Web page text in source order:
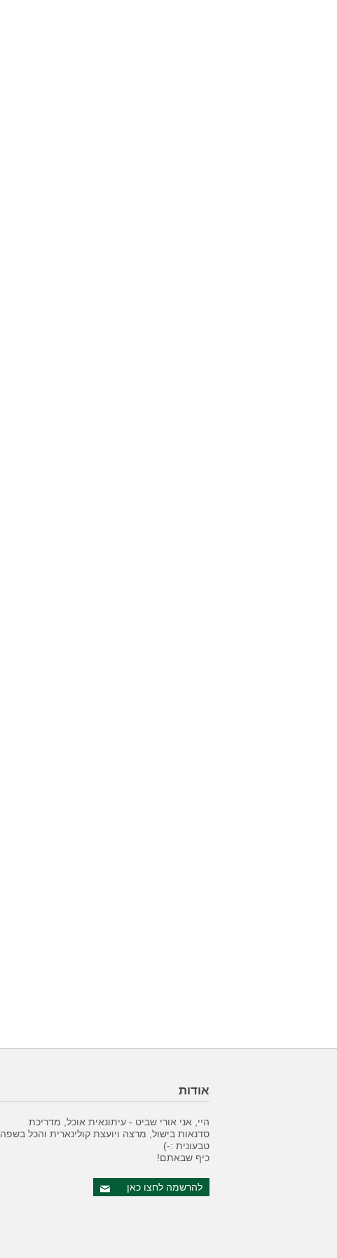
אודות
היי, אני אורי שביט - עיתונאית אוכל, מדריכת
סדנאות בישול, מרצה ויועצת קולינארית והכל בשפה
טבעונית :-)
כיף שבאתם!
להרשמה לחצו כאן